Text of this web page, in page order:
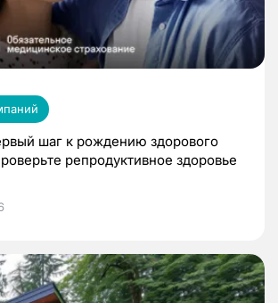
шаг к рождению здорового
репродуктивное здоровье